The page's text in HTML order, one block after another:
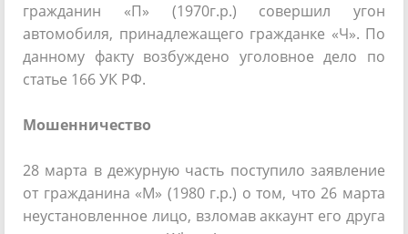
гражданин «П» (1970г.р.) совершил угон
автомобиля, принадлежащего гражданке «Ч». По
данному факту возбуждено уголовное дело по
статье 166 УК РФ.
Мошенничество
28 марта в дежурную часть поступило заявление
от гражданина «М» (1980 г.р.) о том, что 26 марта
неустановленное лицо, взломав аккаунт его друга